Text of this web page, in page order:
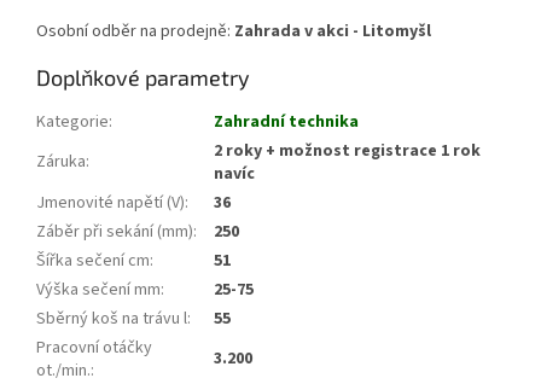
Osobní odběr na prodejně: Zahrada v akci - Litomyšl
Doplňkové parametry
Kategorie:
Zahradní technika
Záruka:
2 roky + možnost registrace 1 rok
navíc
Jmenovité napětí (V):
36
Záběr při sekání (mm):
250
Šířka sečení cm:
51
Výška sečení mm:
25-75
Sběrný koš na trávu l:
55
Pracovní otáčky
ot./min.:
3.200